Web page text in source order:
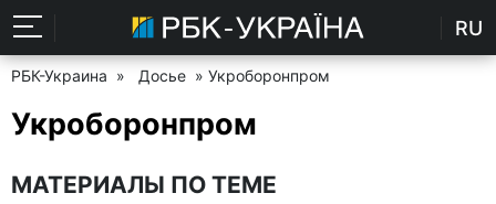
RU
РБК-Украина » Досье » Укроборонпром
Укроборонпром
МАТЕРИАЛЫ ПО ТЕМЕ